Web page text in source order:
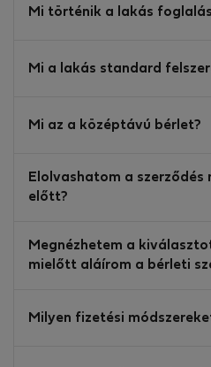
Mi történik a lakás
Mi a lakás standard
Mi az a középtávú bérlet?
Elolvashatom a szerződés
előtt?
Megnézhetem a
mielőtt aláírom a bérleti
Milyen fizetési